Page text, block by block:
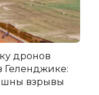
дронов
Геленджике:
взрывы